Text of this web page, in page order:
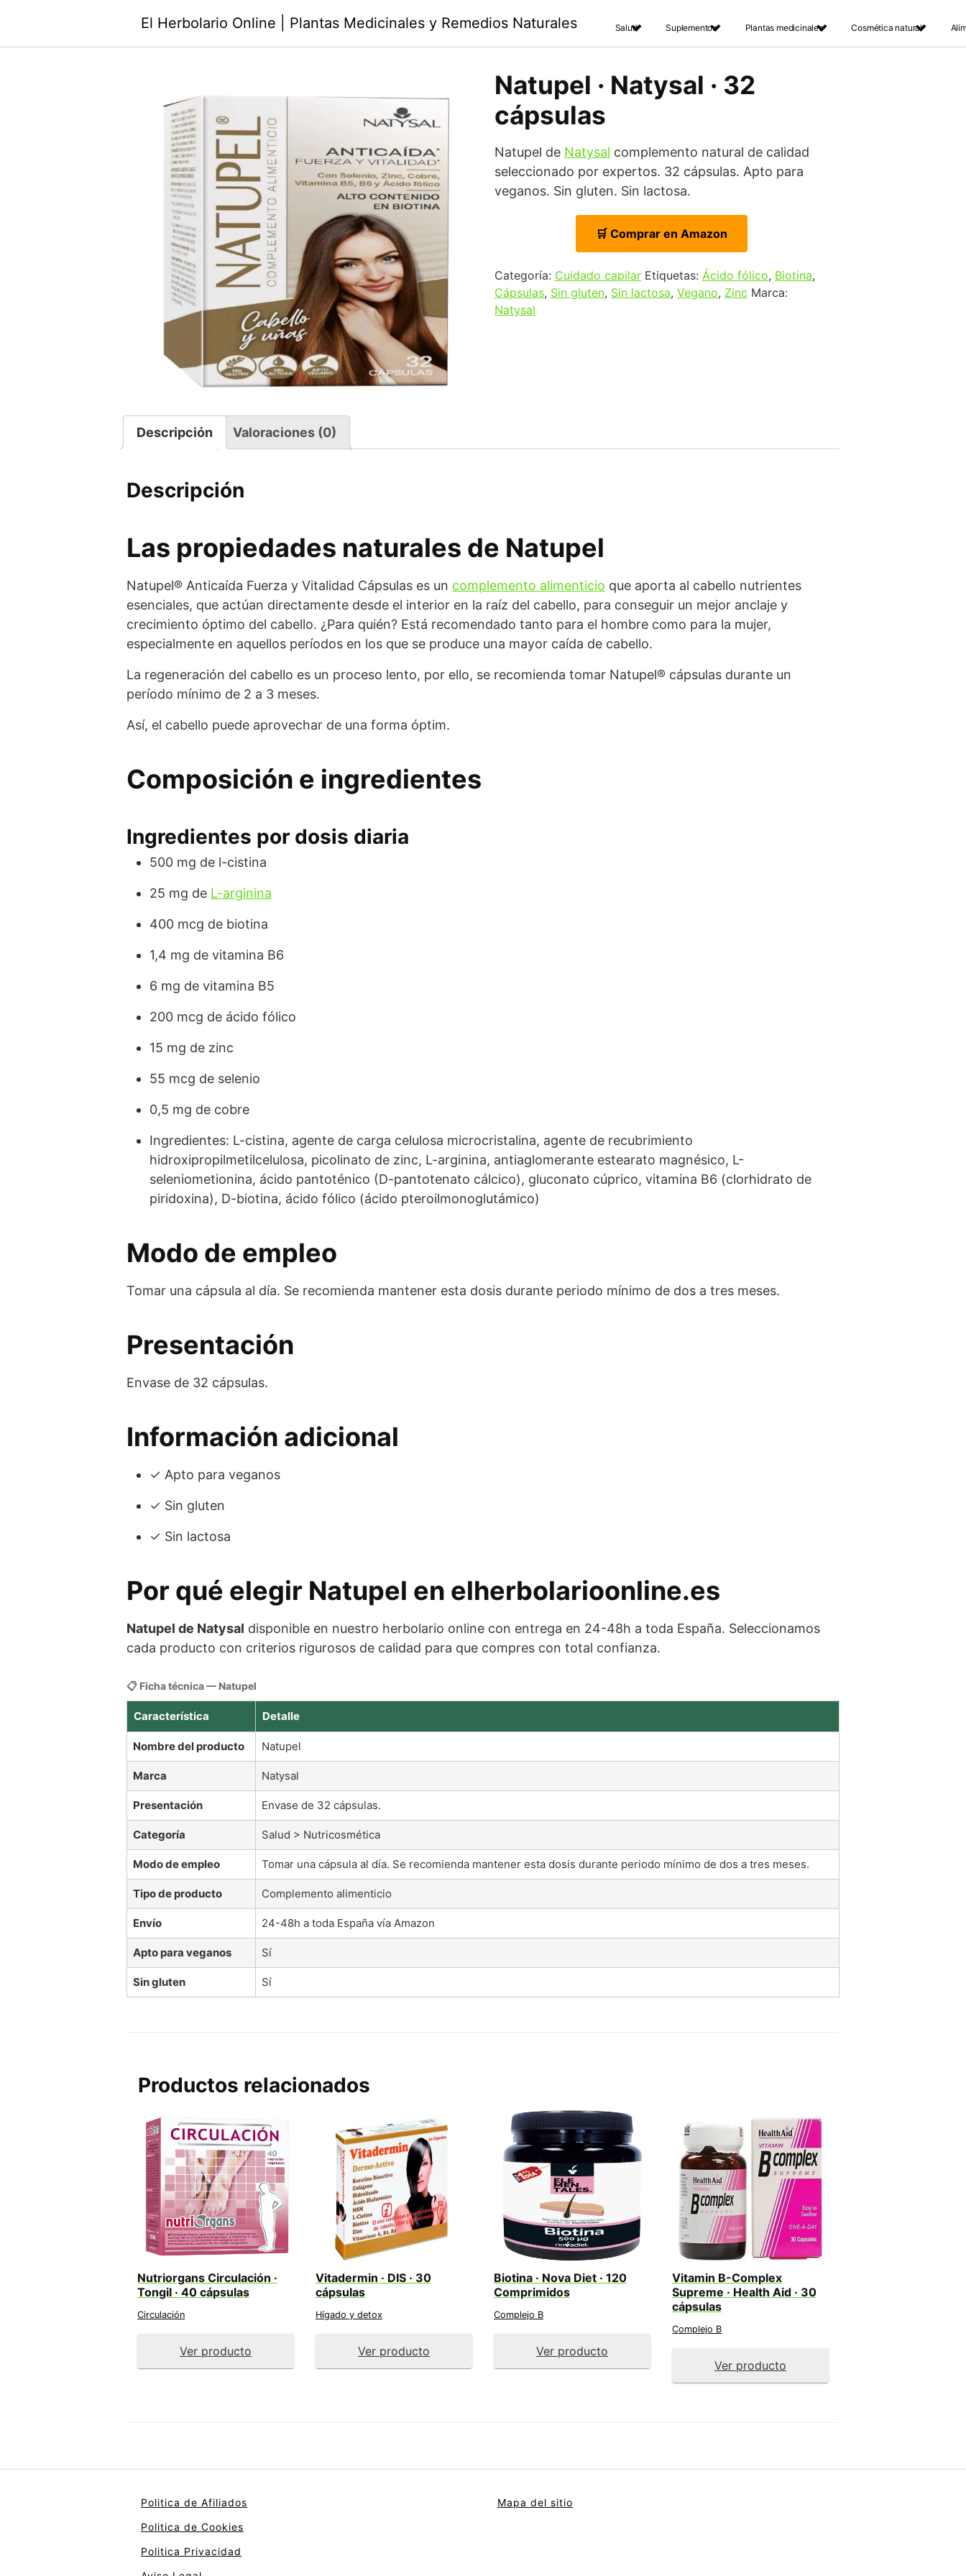
El Herbolario Online | Plantas Medicinales y Remedios Naturales Salud Suplementos Plantas medicinales Cosmética natural
Natupel · Natysal · 32
cápsulas
Natupel de Natysal complemento natural de calidad
seleccionado por expertos. 32 cápsulas. Apto para
veganos. Sin gluten. Sin lactosa.
🛒 Comprar en Amazon
Categoría: Cuidado capilar Etiquetas: Ácido fólico, Biotina,
Cápsulas, Sin gluten, Sin lactosa, Vegano, Zinc Marca:
Natysal
Descripción Valoraciones (0)
Descripción
Las propiedades naturales de Natupel
Natupel® Anticaída Fuerza y Vitalidad Cápsulas es un complemento alimenticio que aporta al cabello nutrientes
esenciales, que actúan directamente desde el interior en la raíz del cabello, para conseguir un mejor anclaje y
crecimiento óptimo del cabello. ¿Para quién? Está recomendado tanto para el hombre como para la mujer,
especialmente en aquellos períodos en los que se produce una mayor caída de cabello.
La regeneración del cabello es un proceso lento, por ello, se recomienda tomar Natupel® cápsulas durante un
período mínimo de 2 a 3 meses.
Así, el cabello puede aprovechar de una forma óptim.
Composición e ingredientes
Ingredientes por dosis diaria
500 mg de l-cistina
25 mg de L-arginina
400 mcg de biotina
1,4 mg de vitamina B6
6 mg de vitamina B5
200 mcg de ácido fólico
15 mg de zinc
55 mcg de selenio
0,5 mg de cobre
Ingredientes: L-cistina, agente de carga celulosa microcristalina, agente de recubrimiento
hidroxipropilmetilcelulosa, picolinato de zinc, L-arginina, antiaglomerante estearato magnésico, L-
seleniometionina, ácido pantoténico (D-pantotenato cálcico), gluconato cúprico, vitamina B6 (clorhidrato de
piridoxina), D-biotina, ácido fólico (ácido pteroilmonoglutámico)
Modo de empleo
Tomar una cápsula al día. Se recomienda mantener esta dosis durante periodo mínimo de dos a tres meses.
Presentación
Envase de 32 cápsulas.
Información adicional
✓ Apto para veganos
✓ Sin gluten
✓ Sin lactosa
Por qué elegir Natupel en elherbolarioonline.es
Natupel de Natysal disponible en nuestro herbolario online con entrega en 24-48h a toda España. Seleccionamos
cada producto con criterios rigurosos de calidad para que compres con total confianza.
📋 Ficha técnica — Natupel
Característica Detalle
Nombre del producto Natupel
Marca Natysal
Presentación Envase de 32 cápsulas.
Categoría Salud > Nutricosmética
Modo de empleo Tomar una cápsula al día. Se recomienda mantener esta dosis durante periodo mínimo de dos a tres meses.
Tipo de producto Complemento alimenticio
Envío 24-48h a toda España vía Amazon
Apto para veganos Sí
Sin gluten Sí
Productos relacionados
Nutriorgans Circulación ·
Tongil · 40 cápsulas
Circulación
Ver producto
Vitadermin · DIS · 30
cápsulas
Hígado y detox
Ver producto
Biotina · Nova Diet · 120
Comprimidos
Complejo B
Ver producto
Vitamin B-Complex
Supreme · Health Aid · 30
cápsulas
Complejo B
Ver producto
Politica de Afiliados
Politica de Cookies
Politica Privacidad
Mapa del sitio